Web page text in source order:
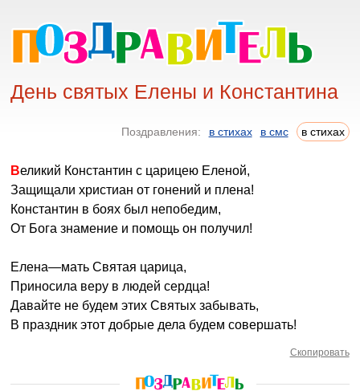
День святых Елены и Константина
Поздравления: в стихах в смс в стихах
Великий Константин с царицею Еленой,
Защищали христиан от гонений и плена!
Константин в боях был непобедим,
От Бога знамение и помощь он получил!
Елена—мать Святая царица,
Приносила веру в людей сердца!
Давайте не будем этих Святых забывать,
В праздник этот добрые дела будем совершать!
Скопировать